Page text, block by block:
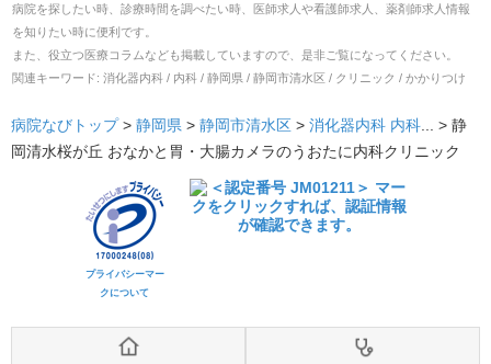
病院を探したい時、診療時間を調べたい時、医師求人や看護師求人、薬剤師求人情報
を知りたい時に便利です。
また、役立つ医療コラムなども掲載していますので、是非ご覧になってください。
関連キーワード: 消化器内科 / 内科 / 静岡県 / 静岡市清水区 / クリニック / かかりつけ
病院なびトップ> 静岡県 > 静岡市清水区 > 消化器内科 内科 ... > 静
岡清水桜が丘 おなかと胃・大腸カメラのうおたに内科クリニック
プライバシーマー
クについて